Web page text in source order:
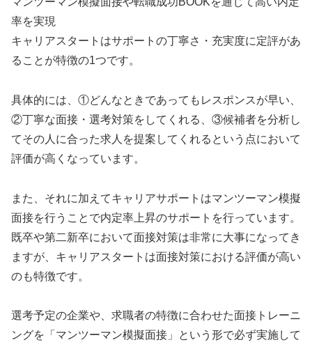
率を実現
キャリアスタートはサポートの丁寧さ・充実度に定評があ
ることが特徴の1つです。
具体的には、①どんなときであってもレスポンスが早い、
②丁寧な面接・選考対策をしてくれる、③候補者を分析し
てその人に合った求人を提案してくれるという点において
評価が高くなっています。
また、それに加えてキャリアサポートはマンツーマン模擬
面接を行うことで内定率上昇のサポートを行っています。
既卒や第二新卒において面接対策は非常に大事になってき
ますが、キャリアスタートは面接対策における評価が高い
のも特徴です。
選考予定の企業や、求職者の特徴に合わせた面接トレーニ
ングを「マンツーマン模擬面接」という形で必ず実施して